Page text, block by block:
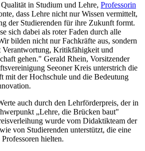
in Studium und Lehre, Professorin
dass Lehre nicht nur Wissen vermittelt,
der Studierenden für ihre Zukunft formt.
sich dabei als roter Faden durch alle
bilden nicht nur Fachkräfte aus, sondern
Verantwortung, Kritikfähigkeit und
gehen." Gerald Rhein, Vorsitzender
Seeoner Kreis unterstrich die
mit der Hochschule und die Bedeutung
auch durch den Lehrförderpreis, der in
„Lehre, die Brücken baut"
wurde vom Didaktikteam der
von Studierenden unterstützt, die eine
hielten.